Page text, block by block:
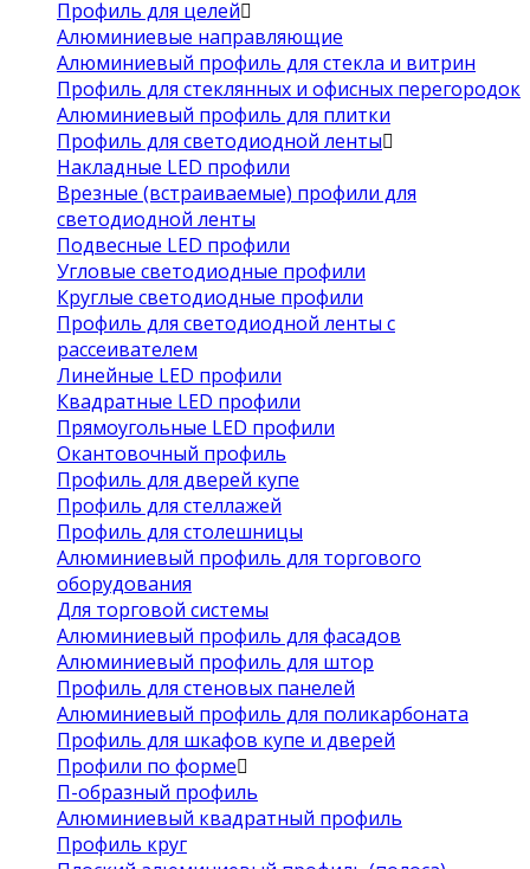
Профиль для целей
Алюминиевые направляющие
Алюминиевый профиль для стекла и витрин
Профиль для стеклянных и офисных перегородок
Алюминиевый профиль для плитки
Профиль для светодиодной ленты
Накладные LED профили
Врезные (встраиваемые) профили для
светодиодной ленты
Подвесные LED профили
Угловые светодиодные профили
Круглые светодиодные профили
Профиль для светодиодной ленты с
рассеивателем
Линейные LED профили
Квадратные LED профили
Прямоугольные LED профили
Окантовочный профиль
Профиль для дверей купе
Профиль для стеллажей
Профиль для столешницы
Алюминиевый профиль для торгового
оборудования
Для торговой системы
Алюминиевый профиль для фасадов
Алюминиевый профиль для штор
Профиль для стеновых панелей
Алюминиевый профиль для поликарбоната
Профиль для шкафов купе и дверей
Профили по форме
П-образный профиль
Алюминиевый квадратный профиль
Профиль круг